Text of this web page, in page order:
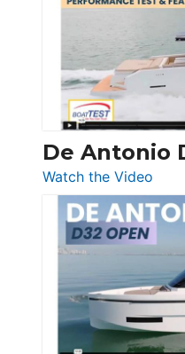
365
De Antonio
Watch the Video
De
D42